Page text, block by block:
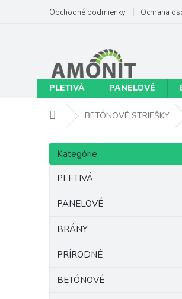
obsah
Obchodné podmienky Ochrana
PLETIVÁ PANELOVÉ
DomovBETÓNOVÉ STRIEŠKY
B
č
Preskočiť
kategórie
Kategórie
PLETIVÁ
PANELOVÉ
BRÁNY
PRÍRODNÉ
BETÓNOVÉ